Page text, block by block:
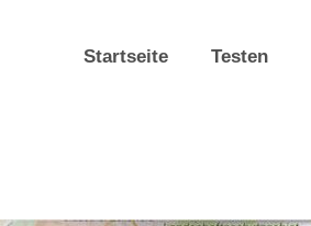
Startseite Testen